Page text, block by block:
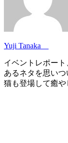
Yuji Tanaka
イベントレポー
あるネタを思い
猫も登場して癒